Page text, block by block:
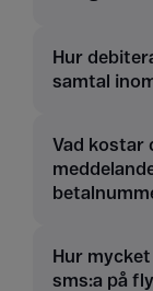
Hur
samtal
Vad kostar
Hur
sms:a på